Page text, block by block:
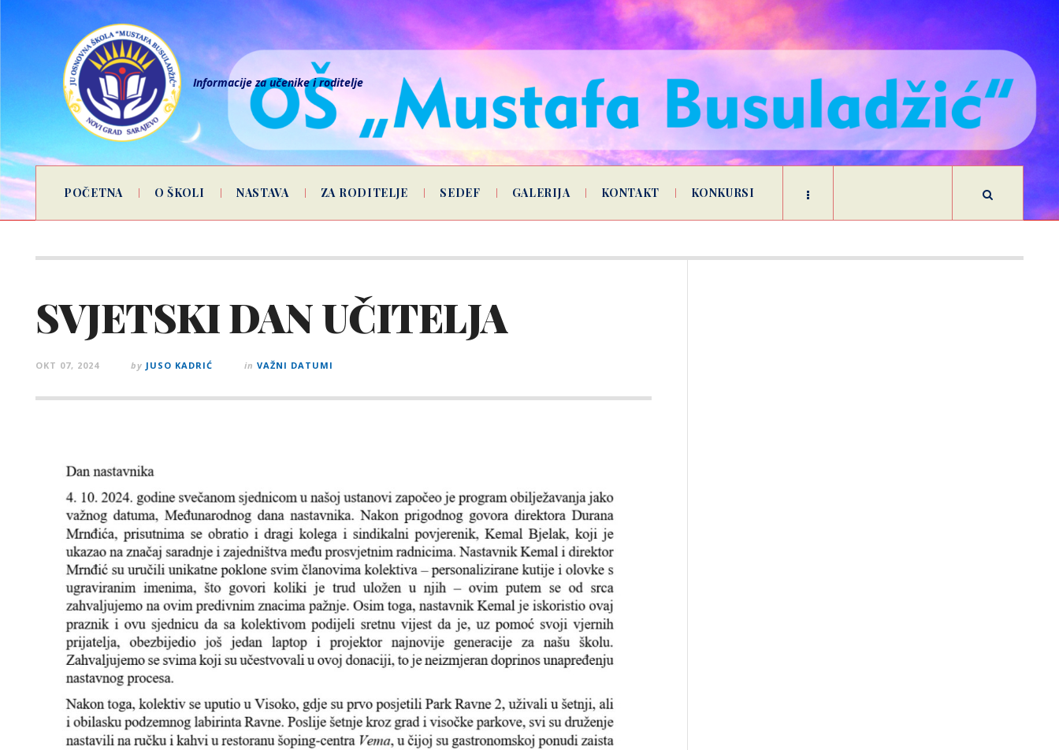
Informacije za učenike i roditelje
POČETNA O ŠKOLI NASTAVA ZA RODITELJE SEDEF GALERIJA KONTAKT KONKURSI
SVJETSKI DAN UČITELJA
OKT 07, 2024 by JUSO KADRIĆ in VAŽNI DATUMI